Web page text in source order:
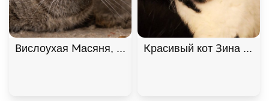
Вислоухая Масяня, Табби, Котельники, Кошка в
Красивый кот Зина